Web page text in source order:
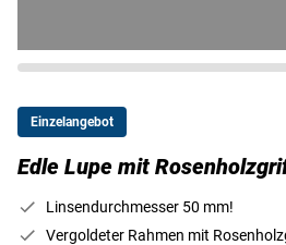
Einzelangebot
Edle Lupe mit
Linsendurchmesser 50 mm!
Vergoldeter Rahmen mit